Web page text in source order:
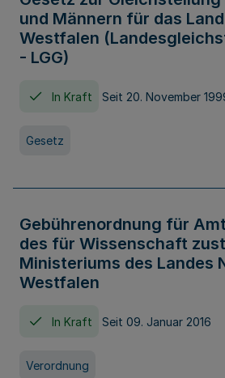
und Männern für das
Westfalen
- LGG)
In Kraft Seit 20. November
Gesetz
Gebührenordnung für
des für Wissenschaft
Ministeriums des Landes
Westfalen
In Kraft Seit 09. Januar 2016
Verordnung